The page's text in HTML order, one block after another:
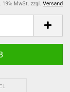
19% MwSt. zzgl. Versand